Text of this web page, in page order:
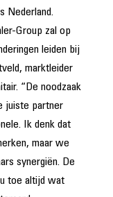
Nederland.
Group zal op
leiden bij
marktleider
“De noodzaak
juiste partner
Ik denk dat
maar we
synergiën. De
toe altijd wat